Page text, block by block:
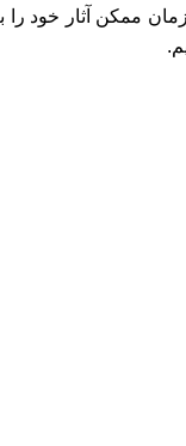
ممکن آثار خود را